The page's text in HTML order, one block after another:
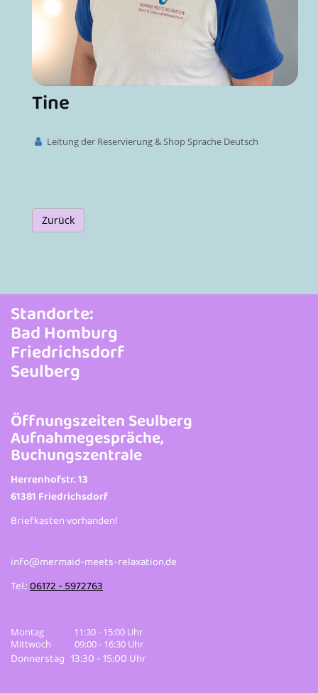
Tine
Leitung der Reservierung & Shop Sprache Deutsch
Zurück
Standorte:
Bad Homburg
Friedrichsdorf
Seulberg
Öffnungszeiten Seulberg
Aufnahmegespräche,
Buchungszentrale
Herrenhofstr. 13
61381 Friedrichsdorf
Briefkasten vorhanden!
info@mermaid-meets-relaxation.de
Tel.:06172 - 5972763
Montag 11:30 - 15:00 Uhr
Mittwoch 09:00 - 16:30 Uhr
Donnerstag 13:30 - 15:00 Uhr